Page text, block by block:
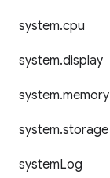
system.cpu
system.display
system.memory
system.storage
systemLog